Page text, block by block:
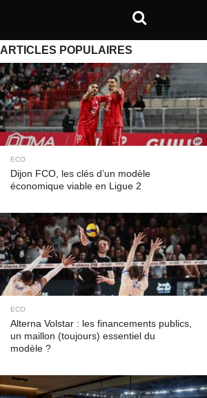
ARTICLES POPULAIRES
ECO
Dijon FCO, les clés d’un modèle
économique viable en Ligue 2
ECO
Alterna Volstar : les financements publics,
un maillon (toujours) essentiel du
modèle ?